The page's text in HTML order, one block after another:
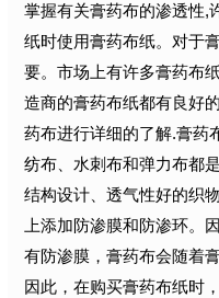
掌握有关膏药布的渗透性,
纸时使用膏药布纸。对于
要。市场上有许多膏药布
造商的膏药布纸都有良好
药布进行详细的了解.膏药
纺布、水刺布和弹力布都
结构设计、透气性好的织
上添加防渗膜和防渗环。
有防渗膜，膏药布会随着
因此，在购买膏药布纸时